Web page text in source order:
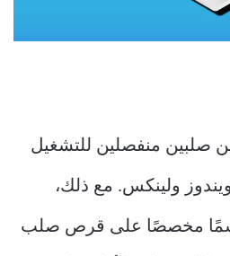
صلبين منفصلين للتشغيل
ولينكس. مع ذلك،
مخصصًا على قرص صلب